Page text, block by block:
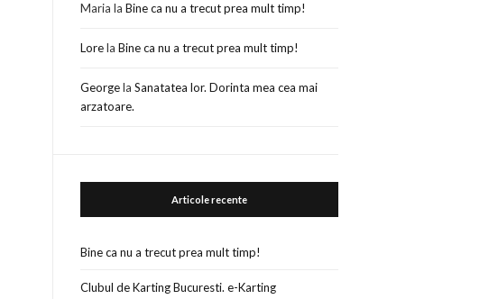
Maria laBine ca nu a trecut prea mult timp!
LorelaBine ca nu a trecut prea mult timp!
GeorgelaSanatatea lor. Dorinta mea cea mai
arzatoare.
Articole recente
Bine ca nu a trecut prea mult timp!
Clubul de Karting Bucuresti. e-Karting